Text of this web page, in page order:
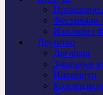
Промоције
Фестивали
Изложбе /
Друштво
Догађаји
Завичајне
Интервјуи